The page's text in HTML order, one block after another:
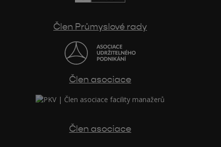
Člen Průmyslové rady
Člen asociace
Člen asociace